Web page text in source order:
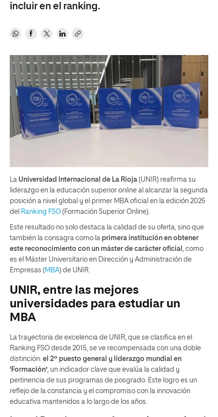
incluir en el ranking.
La Universidad Internacional de La Rioja (UNIR) reafirma su
liderazgo en la educación superior online al alcanzar la segunda
posición a nivel global y el primer MBA oficial en la edición 2025
del Ranking FSO (Formación Superior Online).
Este resultado no solo destaca la calidad de su oferta, sino que
también la consagra como la primera institución en obtener
este reconocimiento con un máster de carácter oficial
, como
es el Máster Universitario en Dirección y Administración de
Empresas (MBA) de UNIR.
UNIR, entre las mejores
universidades para estudiar un
MBA
La trayectoria de excelencia de UNIR, que se clasifica en el
Ranking FSO desde 2015, se ve recompensada con una doble
distinción: el 2º puesto general y liderazgo mundial en
‘Formación’ , un indicador clave que evalúa la calidad y
pertinencia de sus programas de posgrado. Este logro es un
reflejo de la constancia y el compromiso con la innovación
educativa mantenidos a lo largo de los años.